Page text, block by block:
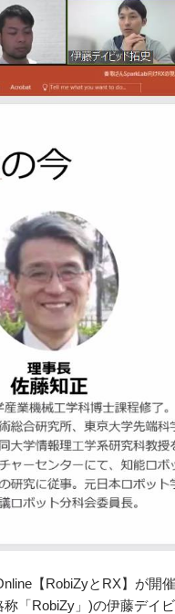
【RobiZyとRX】が開
「RobiZy」)の伊藤デイ